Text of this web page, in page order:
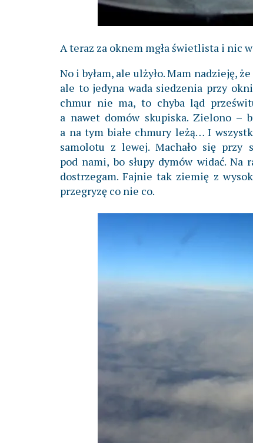
A teraz za oknem mgła świetlista i nic
No i byłam, ale ulżyło. Mam nadzieję,
ale to jedyna wada siedzenia przy
chmur nie ma, to chyba ląd
a nawet domów skupiska. Zielono –
a na tym białe chmury leżą… I
samolotu z lewej. Machało się przy
pod nami, bo słupy dymów widać.
dostrzegam. Fajnie tak ziemię z
przegryzę co nie co.